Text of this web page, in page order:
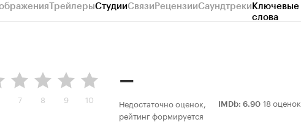
ТрейлерыСтудииСвязиРецензииСаундтрекиКлючевые
слова
7 8 9 10
–
Недостаточно оценок,
рейтинг формируется
IMDb: 6.90 18 оценок